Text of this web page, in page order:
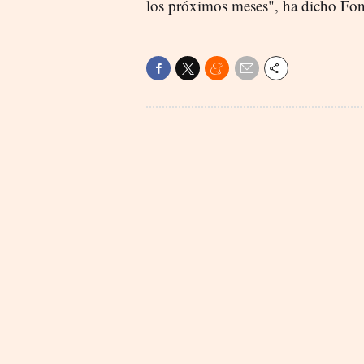
los próximos meses", ha dicho